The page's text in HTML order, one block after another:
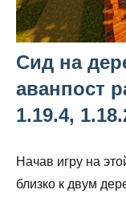
Сид на
аванпост
1.19.4,
Начав игру на
близко к двум